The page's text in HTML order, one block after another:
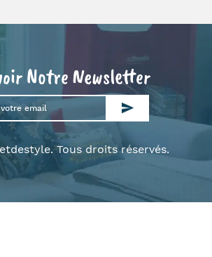
Notre Newsletter
Tous droits réservés.